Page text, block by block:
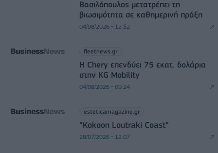
Βασιλόπουλος μετατρέπει τη
βιωσιμότητα σε καθημερινή πράξη
04/08/2026 - 12:52
fleetnews.gr
Η Chery επενδύει 75 εκατ. δολάρια
στην KG Mobility
04/08/2026 - 09:24
esteticamagazine.gr
“Kokoon Loutraki Coast”
28/07/2026 - 12:07